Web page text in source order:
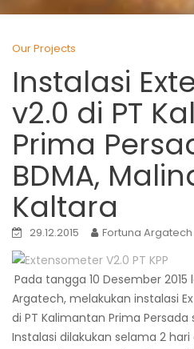
Our Projects
Instalasi
v2.0 di PT
Prima
BDMA,
Kaltara
29.12.2015 Fortuna Argatech
Pada tangga 10 Desember 2015
Argatech, melakukan instalasi
di PT Kalimantan Prima Persada
Instalasi dilakukan selama 2